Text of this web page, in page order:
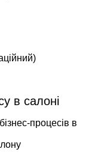
в салоні
процесів в